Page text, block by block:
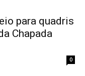
para quadris
Chapada
0